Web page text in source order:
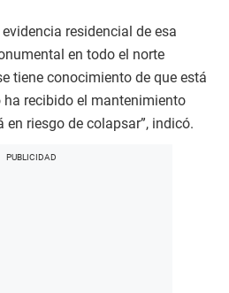
residencial de esa
en todo el norte
tiene conocimiento de que está
recibido el mantenimiento
riesgo de colapsar”, indicó.